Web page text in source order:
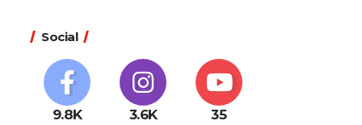
Social
9.8K 3.6K 35